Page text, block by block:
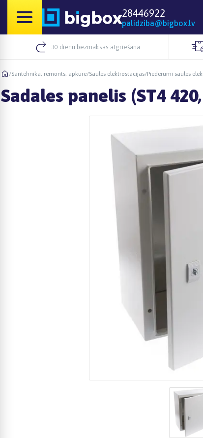
28446922
palidziba@bigbox.lv
30 dienu bezmaksas atgriešana
/Santehnika, remonts, apkure/Saules elektrostacijas/Piederumi saules
Sadales panelis (ST4